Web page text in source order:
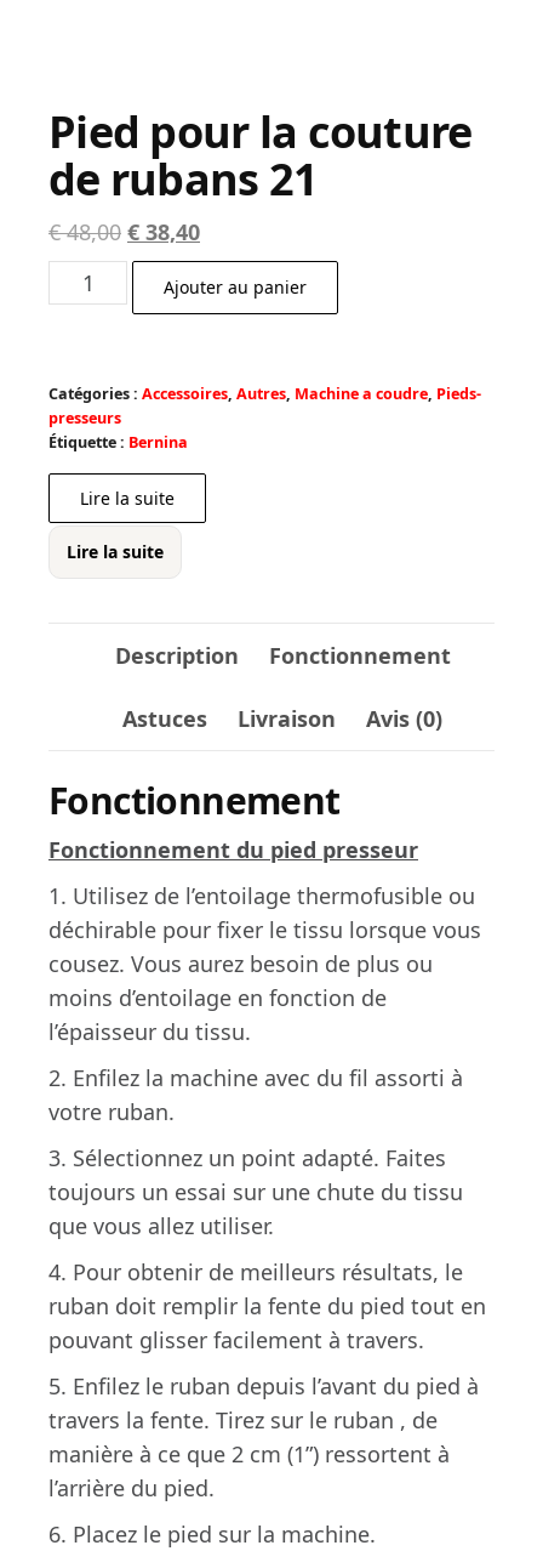
Pied pour la couture
de rubans 21
€48,00 Le
prix
initial
€ 38,40Le
prix
actuel
quantité
de
la
couture
de
rubans
21
Ajouter au panier
Catégories : Accessoires, Autres, Machine a coudre, Pieds-
presseurs
Étiquette : Bernina
Lire la suite
Lire la suite
Description Fonctionnement
Astuces Livraison Avis (0)
Fonctionnement
Fonctionnement du pied presseur
1. Utilisez de l’entoilage thermofusible ou
déchirable pour fixer le tissu lorsque vous
cousez. Vous aurez besoin de plus ou
moins d’entoilage en fonction de
l’épaisseur du tissu.
2. Enfilez la machine avec du fil assorti à
votre ruban.
3. Sélectionnez un point adapté. Faites
toujours un essai sur une chute du tissu
que vous allez utiliser.
4. Pour obtenir de meilleurs résultats, le
ruban doit remplir la fente du pied tout en
pouvant glisser facilement à travers.
5. Enfilez le ruban depuis l’avant du pied à
travers la fente. Tirez sur le ruban , de
manière à ce que 2 cm (1”) ressortent à
l’arrière du pied.
6. Placez le pied sur la machine.